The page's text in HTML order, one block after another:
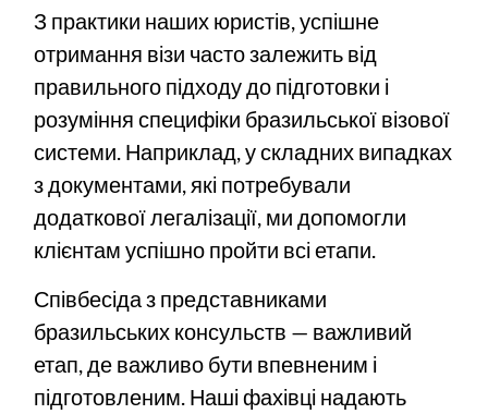
З практики наших юристів, успішне
отримання візи часто залежить від
правильного підходу до підготовки і
розуміння специфіки бразильської візової
системи. Наприклад, у складних випадках
з документами, які потребували
додаткової легалізації, ми допомогли
клієнтам успішно пройти всі етапи.
Співбесіда з представниками
бразильських консульств — важливий
етап, де важливо бути впевненим і
підготовленим. Наші фахівці надають